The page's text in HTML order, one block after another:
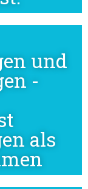
und
-
als